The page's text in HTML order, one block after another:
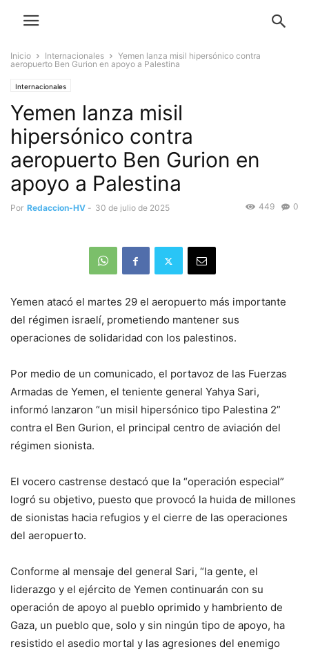
Inicio Internacionales
Yemen lanza misil hipersónico contra
aeropuerto Ben Gurion en apoyo a Palestina
Internacionales
Yemen lanza misil
hipersónico contra
aeropuerto Ben Gurion en
apoyo a Palestina
Por Redaccion-HV - 30 de julio de 2025 0
449
Yemen atacó el martes 29 el aeropuerto más importante
del régimen israelí, prometiendo mantener sus
operaciones de solidaridad con los palestinos.
Por medio de un comunicado, el portavoz de las Fuerzas
Armadas de Yemen, el teniente general Yahya Sari,
informó lanzaron “un misil hipersónico tipo Palestina 2”
contra el Ben Gurion, el principal centro de aviación del
régimen sionista.
El vocero castrense destacó que la “operación especial”
logró su objetivo, puesto que provocó la huida de millones
de sionistas hacia refugios y el cierre de las operaciones
del aeropuerto.
Conforme al mensaje del general Sari, “la gente, el
liderazgo y el ejército de Yemen continuarán con su
operación de apoyo al pueblo oprimido y hambriento de
Gaza, un pueblo que, solo y sin ningún tipo de apoyo, ha
resistido el asedio mortal y las agresiones del enemigo